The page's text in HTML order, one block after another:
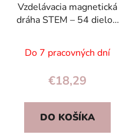
Vzdelávacia magnetická
dráha STEM – 54 dielov,
nabíjateľným autíčkom
Do 7 pracovných dní
€18,29
DO KOŠÍKA